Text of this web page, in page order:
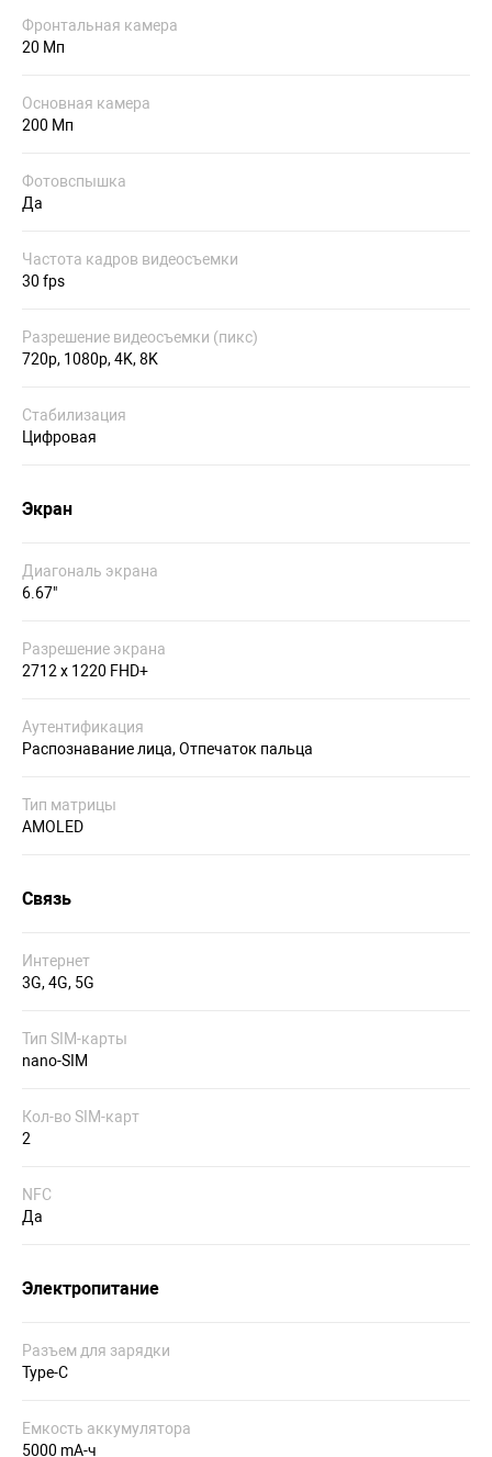
Фронтальная камера
20 Мп
Основная камера
200 Мп
Фотовспышка
Да
Частота кадров видеосъемки
30 fps
Разрешение видеосъемки (пикс)
720p, 1080p, 4K, 8K
Стабилизация
Цифровая
Экран
Диагональ экрана
6.67"
Разрешение экрана
2712 x 1220 FHD+
Аутентификация
Распознавание лица, Отпечаток пальца
Тип матрицы
AMOLED
Связь
Интернет
3G, 4G, 5G
Тип SIM-карты
nano-SIM
Кол-во SIM-карт
2
NFC
Да
Электропитание
Разъем для зарядки
Type-C
Емкость аккумулятора
5000 mA-ч